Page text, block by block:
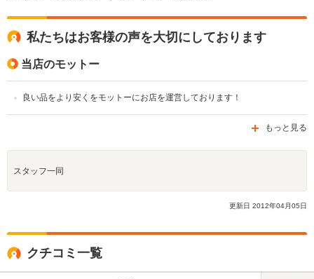
私たちはお客様の声を大切にしております
当店のモットー
良い品をより安くをモットーにお店を運営しております！
もっと見る
スタッフ一同
更新日 2012年04月05日
クチコミ一覧